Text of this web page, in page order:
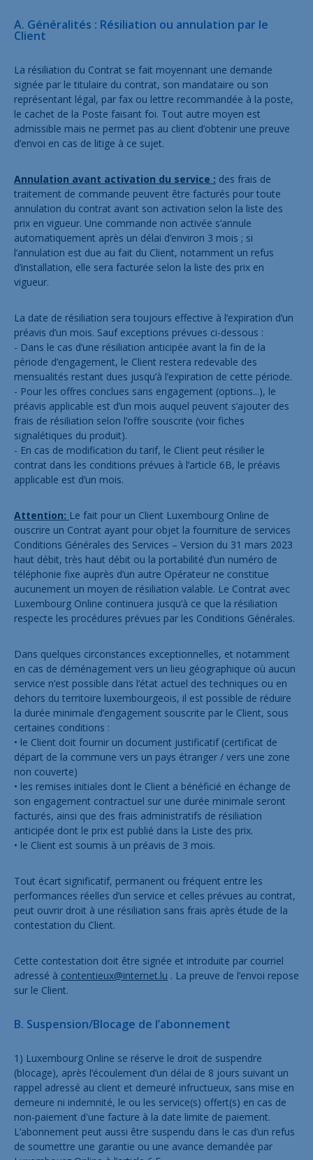
A. Généralités : Résiliation ou annulation par le
Client
La résiliation du Contrat se fait moyennant une demande
signée par le titulaire du contrat, son mandataire ou son
représentant légal, par fax ou lettre recommandée à la poste,
le cachet de la Poste faisant foi. Tout autre moyen est
admissible mais ne permet pas au client d’obtenir une preuve
d’envoi en cas de litige à ce sujet.
Annulation avant activation du service : des frais de
traitement de commande peuvent être facturés pour toute
annulation du contrat avant son activation selon la liste des
prix en vigueur. Une commande non activée s’annule
automatiquement après un délai d’environ 3 mois ; si
l’annulation est due au fait du Client, notamment un refus
d’installation, elle sera facturée selon la liste des prix en
vigueur.
La date de résiliation sera toujours effective à l’expiration d’un
préavis d’un mois. Sauf exceptions prévues ci-dessous :
- Dans le cas d’une résiliation anticipée avant la fin de la
période d’engagement, le Client restera redevable des
mensualités restant dues jusqu’à l’expiration de cette période.
- Pour les offres conclues sans engagement (options...), le
préavis applicable est d’un mois auquel peuvent s’ajouter des
frais de résiliation selon l’offre souscrite (voir fiches
signalétiques du produit).
- En cas de modification du tarif, le Client peut résilier le
contrat dans les conditions prévues à l’article 6B, le préavis
applicable est d’un mois.
Attention: Le fait pour un Client Luxembourg Online de
ouscrire un Contrat ayant pour objet la fourniture de services
Conditions Générales des Services – Version du 31 mars 2023
haut débit, très haut débit ou la portabilité d’un numéro de
téléphonie fixe auprès d’un autre Opérateur ne constitue
aucunement un moyen de résiliation valable. Le Contrat avec
Luxembourg Online continuera jusqu’à ce que la résiliation
respecte les procédures prévues par les Conditions Générales.
Dans quelques circonstances exceptionnelles, et notamment
en cas de déménagement vers un lieu géographique où aucun
service n’est possible dans l’état actuel des techniques ou en
dehors du territoire luxembourgeois, il est possible de réduire
la durée minimale d’engagement souscrite par le Client, sous
certaines conditions :
• le Client doit fournir un document justificatif (certificat de
départ de la commune vers un pays étranger / vers une zone
non couverte)
• les remises initiales dont le Client a bénéficié en échange de
son engagement contractuel sur une durée minimale seront
facturés, ainsi que des frais administratifs de résiliation
anticipée dont le prix est publié dans la Liste des prix.
• le Client est soumis à un préavis de 3 mois.
Tout écart significatif, permanent ou fréquent entre les
performances réelles d’un service et celles prévues au contrat,
peut ouvrir droit à une résiliation sans frais après étude de la
contestation du Client.
Cette contestation doit être signée et introduite par courriel
adressé à contentieux@internet.lu . La preuve de l’envoi repose
sur le Client.
B. Suspension/Blocage de l’abonnement
1) Luxembourg Online se réserve le droit de suspendre
(blocage), après l’écoulement d’un délai de 8 jours suivant un
rappel adressé au client et demeuré infructueux, sans mise en
demeure ni indemnité, le ou les service(s) offert(s) en cas de
non-paiement d'une facture à la date limite de paiement.
L’abonnement peut aussi être suspendu dans le cas d’un refus
de soumettre une garantie ou une avance demandée par